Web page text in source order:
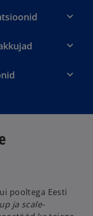
pooltega Eesti
ja scale-